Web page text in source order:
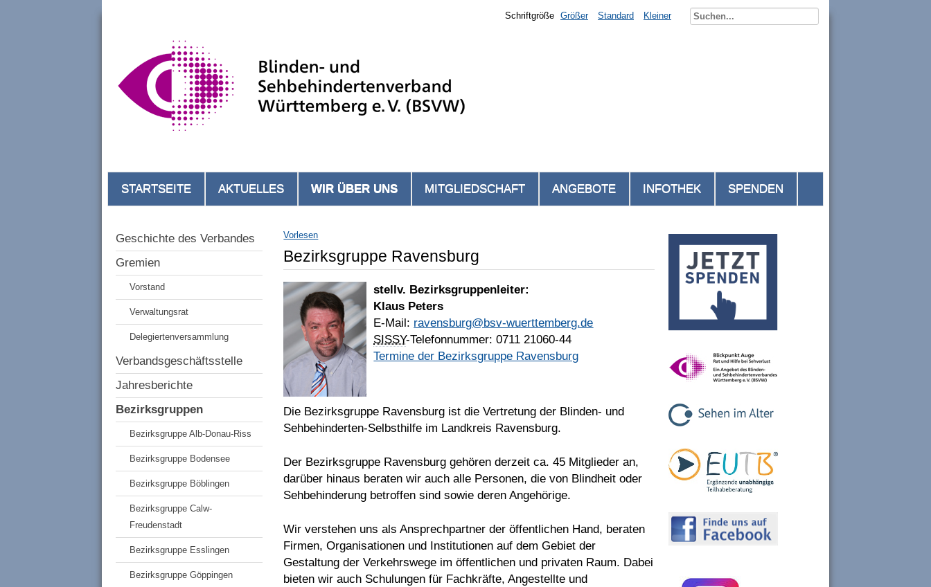
STARTSEITE AKTUELLES WIR ÜBER UNS MITGLIEDSCHAFT ANGEBOTE INFOTHEK SPENDEN
Schriftgröße Größer Standard Kleiner
Geschichte des Verbandes
Gremien
Vorstand
Verwaltungsrat
Delegiertenversammlung
Verbandsgeschäftsstelle
Jahresberichte
Bezirksgruppen
Bezirksgruppe Alb-Donau-Riss
Bezirksgruppe Bodensee
Bezirksgruppe Böblingen
Bezirksgruppe Calw-
Freudenstadt
Bezirksgruppe Esslingen
Bezirksgruppe Göppingen
Vorlesen
Bezirksgruppe Ravensburg
stellv. Bezirksgruppenleiter:
Klaus Peters
E-Mail: ravensburg@bsv-wuerttemberg.de
SISSY-Telefonnummer: 0711 21060-44
Termine der Bezirksgruppe Ravensburg
Die Bezirksgruppe Ravensburg ist die Vertretung der Blinden- und
Sehbehinderten-Selbsthilfe im Landkreis Ravensburg.
Der Bezirksgruppe Ravensburg gehören derzeit ca. 45 Mitglieder an,
darüber hinaus beraten wir auch alle Personen, die von Blindheit oder
Sehbehinderung betroffen sind sowie deren Angehörige.
Wir verstehen uns als Ansprechpartner der öffentlichen Hand, beraten
Firmen, Organisationen und Institutionen auf dem Gebiet der
Gestaltung der Verkehrswege im öffentlichen und privaten Raum. Dabei
bieten wir auch Schulungen für Fachkräfte, Angestellte und